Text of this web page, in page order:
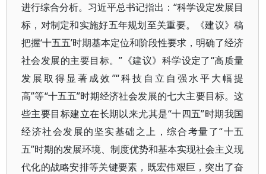
进行综合分析。习近平总书记指出：“科学设定发展目
标，对制定和实施好五年规划至关重要。《建议》稿
把握‘十五五’时期基本定位和阶段性要求，明确了经济
社会发展的主要目标。”《建议》科学设定了“高质量
发展取得显著成效”“科技自立自强水平大幅提
高”等“十五五”时期经济社会发展的七大主要目标。这
些主要目标建立在长期以来尤其是“十四五”时期我国
经济社会发展的坚实基础之上，综合考量了“十五
五”时期的发展环境、制度优势和基本实现社会主义现
代化的战略安排等关键要素，既宏伟艰巨，突出了奋